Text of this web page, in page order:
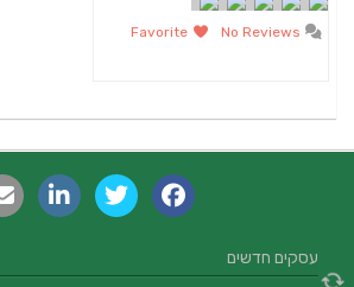
עסקים חדשים